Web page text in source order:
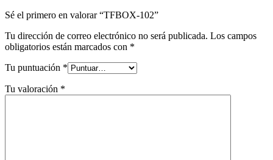
Sé el primero en valorar “TFBOX-102”
Tu dirección de correo electrónico no será publicada. Los campos
obligatorios están marcados con *
Tu puntuación *
Tu valoración *